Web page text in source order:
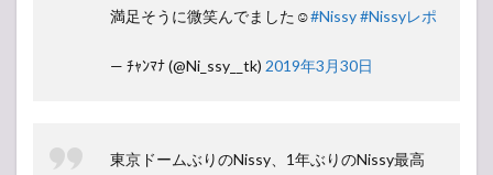
満足そうに微笑んでました☺︎︎#Nissy#Nissyレポ
— ﾁｬﾝﾏﾅ (@Ni_ssy__tk) 2019年3月30日
東京ドームぶりのNissy、1年ぶりのNissy最高